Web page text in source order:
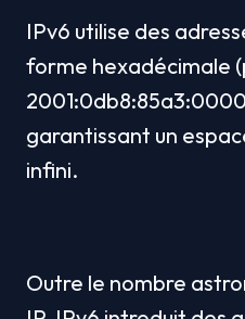
IPv6 utilise des
forme hexadécimale
garantissant un
infini.
Outre le nombre